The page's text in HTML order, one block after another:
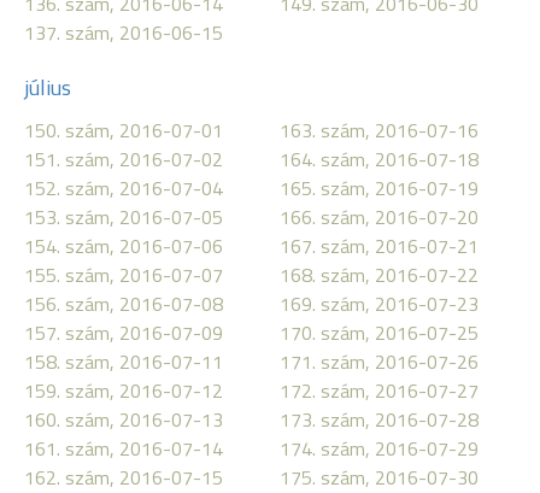
137. szám, 2016-06-15
július
150. szám, 2016-07-01
151. szám, 2016-07-02
152. szám, 2016-07-04
153. szám, 2016-07-05
154. szám, 2016-07-06
155. szám, 2016-07-07
156. szám, 2016-07-08
157. szám, 2016-07-09
158. szám, 2016-07-11
159. szám, 2016-07-12
160. szám, 2016-07-13
161. szám, 2016-07-14
162. szám, 2016-07-15
163. szám, 2016-07-16
164. szám, 2016-07-18
165. szám, 2016-07-19
166. szám, 2016-07-20
167. szám, 2016-07-21
168. szám, 2016-07-22
169. szám, 2016-07-23
170. szám, 2016-07-25
171. szám, 2016-07-26
172. szám, 2016-07-27
173. szám, 2016-07-28
174. szám, 2016-07-29
175. szám, 2016-07-30